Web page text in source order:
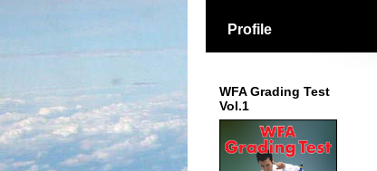
Profile
WFA Grading Test
Vol.1